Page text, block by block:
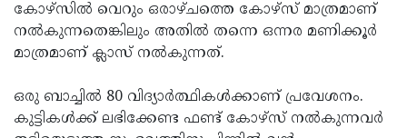
കോഴ്‌സില്‍ വെറും ഒരാഴ്ചത്തെ കോഴ്‌സ് മാത്രമാണ്
നല്‍കുന്നതെങ്കിലും അതില്‍ തന്നെ ഒന്നര മണിക്കൂര്‍
മാത്രമാണ് ക്ലാസ് നല്‍കുന്നത്.
ഒരു ബാച്ചില്‍ 80 വിദ്യാര്‍ത്ഥികള്‍ക്കാണ് പ്രവേശനം.
കുട്ടികള്‍ക്ക് ലഭിക്കേണ്ട ഫണ്ട് കോഴ്‌സ് നല്‍കുന്നവര്‍